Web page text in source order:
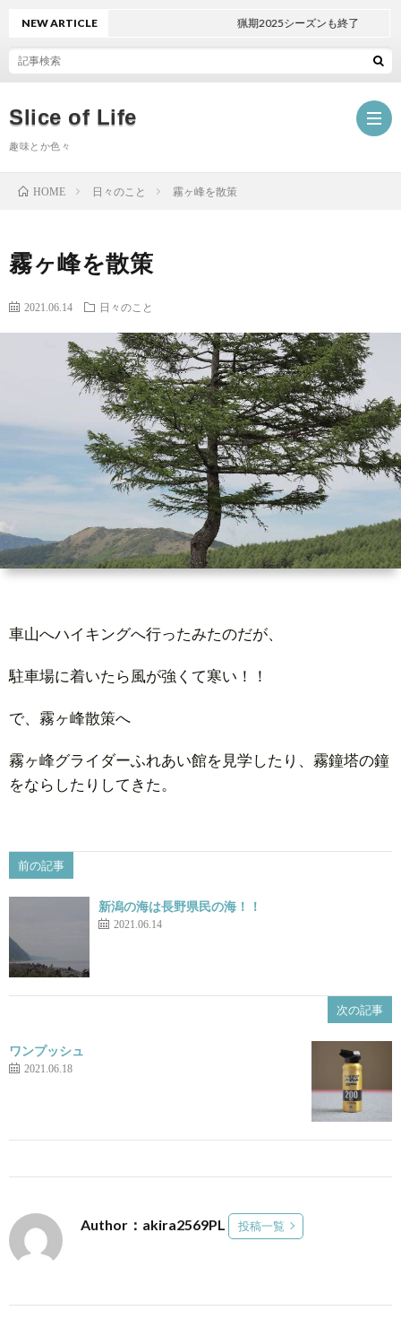
Slice of Life
趣味とか色々
猟
NEW ARTICLE 猟期2025シーズンも終了
HOME 日々のこと 霧ヶ峰を散策
霧ヶ峰を散策
2021.06.14 日々のこと
車山へハイキングへ行ったみたのだが、
駐車場に着いたら風が強くて寒い！！
で、霧ヶ峰散策へ
霧ヶ峰グライダーふれあい館を見学したり、霧鐘塔の鐘
をならしたりしてきた。
前の記事
新潟の海は長野県民の海！！
2021.06.14
次の記事
ワンプッシュ
2021.06.18
Author：akira2569PL 投稿一覧